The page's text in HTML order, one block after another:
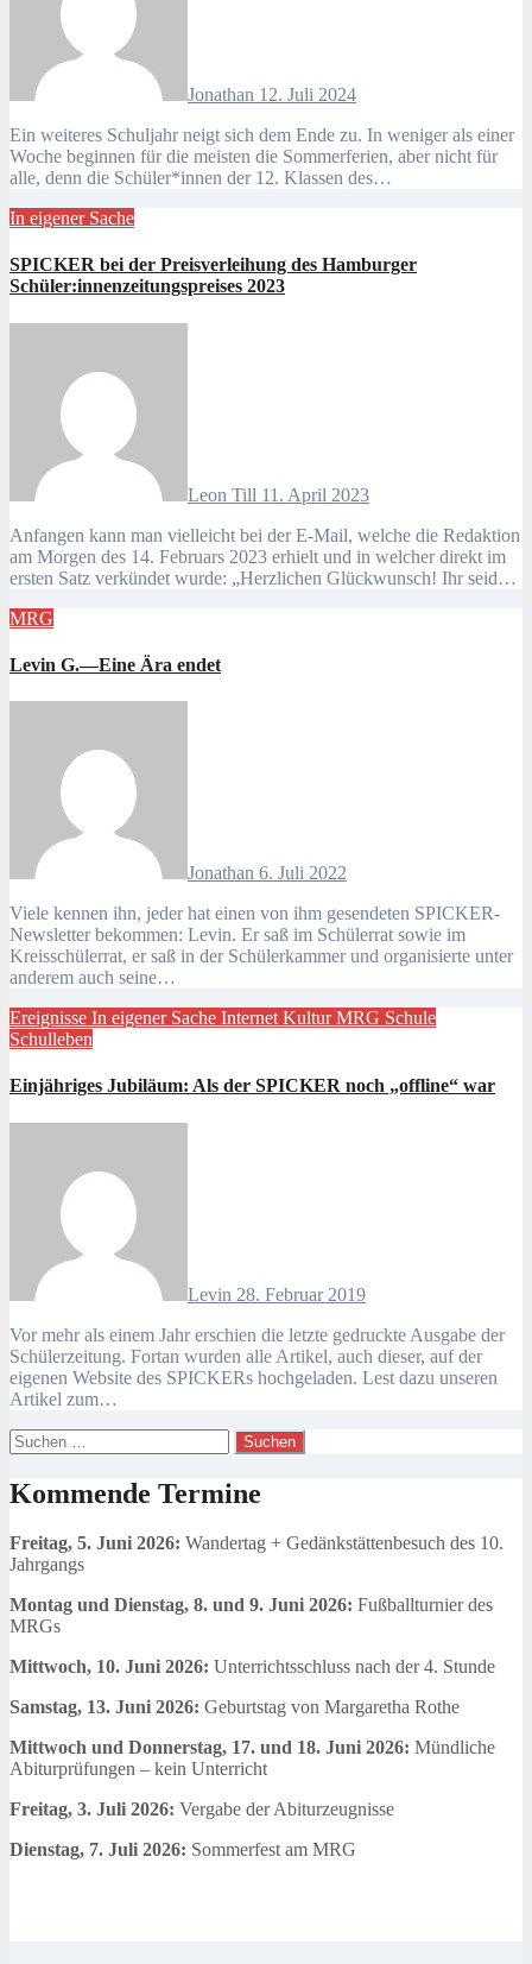
Jonathan 12. Juli 2024
Ein weiteres Schuljahr neigt sich dem Ende zu. In weniger als einer
Woche beginnen für die meisten die Sommerferien, aber nicht für
alle, denn die Schüler*innen der 12. Klassen des…
In eigener Sache
SPICKER bei der Preisverleihung des Hamburger
Schüler:innenzeitungspreises 2023
Leon Till 11. April 2023
Anfangen kann man vielleicht bei der E-Mail, welche die Redaktion
am Morgen des 14. Februars 2023 erhielt und in welcher direkt im
ersten Satz verkündet wurde: „Herzlichen Glückwunsch! Ihr seid…
MRG
Levin G.—Eine Ära endet
Jonathan 6. Juli 2022
Viele kennen ihn, jeder hat einen von ihm gesendeten SPICKER-
Newsletter bekommen: Levin. Er saß im Schülerrat sowie im
Kreisschülerrat, er saß in der Schülerkammer und organisierte unter
anderem auch seine…
Ereignisse In eigener Sache Internet KulturMRG Schule
Schulleben
Einjähriges Jubiläum: Als der SPICKER noch „offline“ war
Levin 28. Februar 2019
Vor mehr als einem Jahr erschien die letzte gedruckte Ausgabe der
Schülerzeitung. Fortan wurden alle Artikel, auch dieser, auf der
eigenen Website des SPICKERs hochgeladen. Lest dazu unseren
Artikel zum…
Suchen
nach:
Kommende Termine
Freitag, 5. Juni 2026: Wandertag + Gedänkstättenbesuch des 10.
Jahrgangs
Montag und Dienstag, 8. und 9. Juni 2026: Fußballturnier des
MRGs
Mittwoch, 10. Juni 2026: Unterrichtsschluss nach der 4. Stunde
Samstag, 13. Juni 2026: Geburtstag von Margaretha Rothe
Mittwoch und Donnerstag, 17. und 18. Juni 2026: Mündliche
Abiturprüfungen – kein Unterricht
Freitag, 3. Juli 2026: Vergabe der Abiturzeugnisse
Dienstag, 7. Juli 2026: Sommerfest am MRG